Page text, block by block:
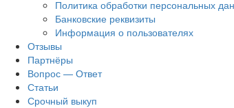
Политика обработки персональных
Банковские реквизиты
Информация о пользователях
Отзывы
Партнёры
Вопрос — Ответ
Статьи
Срочный выкуп